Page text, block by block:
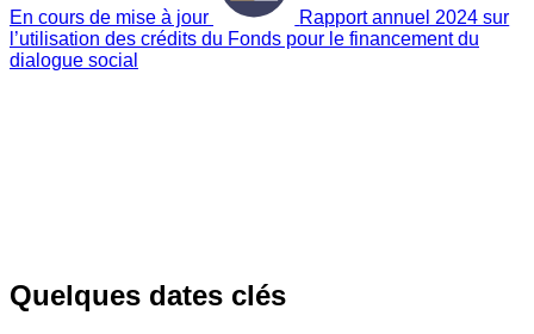
En cours de mise à jour
Rapport annuel 2024 sur
l’utilisation des crédits du Fonds pour le financement du
dialogue social
Quelques dates clés